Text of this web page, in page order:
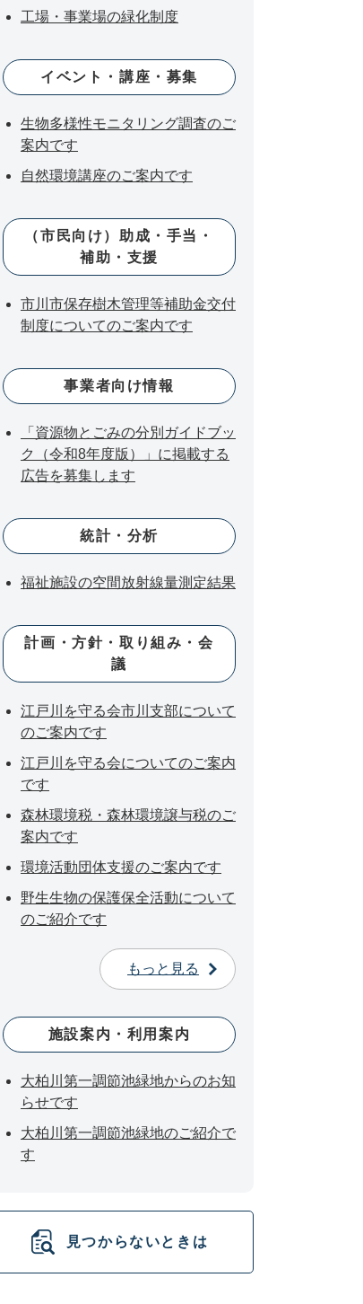
工場・事業場の緑化制度
イベント・講座・募集
生物多様性モニタリング調査のご
案内です
自然環境講座のご案内です
（市民向け）助成・手当・
補助・支援
市川市保存樹木管理等補助金交付
制度についてのご案内です
事業者向け情報
「資源物とごみの分別ガイドブッ
ク（令和8年度版）」に掲載する
広告を募集します
統計・分析
福祉施設の空間放射線量測定結果
計画・方針・取り組み・会
議
江戸川を守る会市川支部について
のご案内です
江戸川を守る会についてのご案内
です
森林環境税・森林環境譲与税のご
案内です
環境活動団体支援のご案内です
野生生物の保護保全活動について
のご紹介です
もっと見る
施設案内・利用案内
大柏川第一調節池緑地からのお知
らせです
大柏川第一調節池緑地のご紹介で
す
見つからないときは